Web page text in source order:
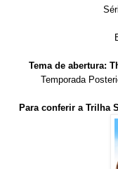
Tema de abertura:
Temporada
Para conferir a Trilha